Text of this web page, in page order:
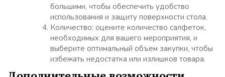
большими, чтобы обеспечить удобство
использования и защиту поверхности стола.
Количество: оцените количество салфеток,
необходимых для вашего мероприятия, и
выберите оптимальный объем закупки, чтобы
избежать недостатка или излишков товара.